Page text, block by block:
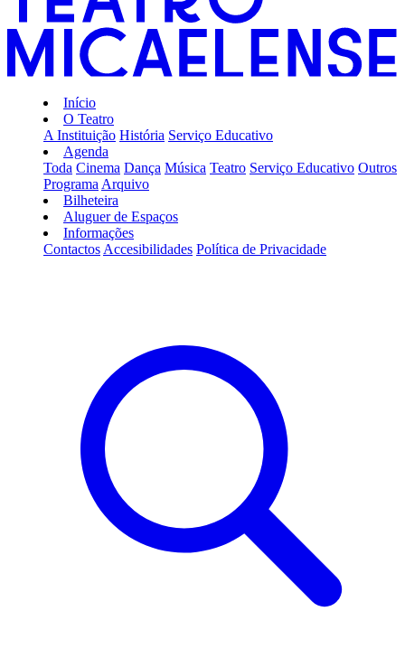
Início
O Teatro
A Instituição História Serviço Educativo
Agenda
Toda Cinema Dança Música Teatro Serviço Educativo Outros
Programa Arquivo
Bilheteira
Aluguer de Espaços
Informações
Contactos Accesibilidades Política de Privacidade